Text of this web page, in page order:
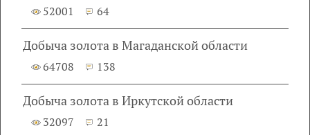
52001 64
Добыча золота в Магаданской области
64708 138
Добыча золота в Иркутской области
32097 21